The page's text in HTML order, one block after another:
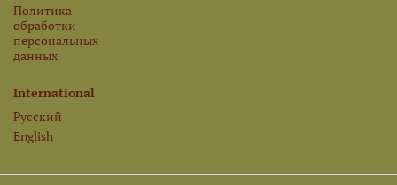
Политика
обработки
персональных
данных
International
Русский
English